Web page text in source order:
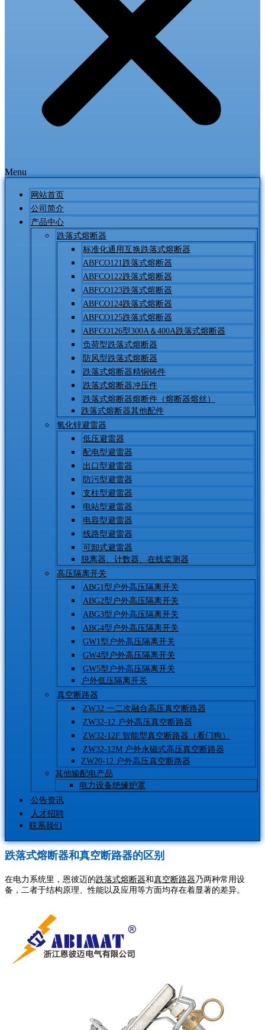
Menu
网站首页
公司简介
产品中心
跌落式熔断器
标准化通用互换跌落式熔断器
ABFCO121跌落式熔断器
ABFCO122跌落式熔断器
ABFCO123跌落式熔断器
ABFCO124跌落式熔断器
ABFCO125跌落式熔断器
ABFCO126型300A＆400A跌落式熔断器
负荷型跌落式熔断器
防风型跌落式熔断器
跌落式熔断器精铜铸件
跌落式熔断器冲压件
跌落式熔断器熔断件（熔断器熔丝）
跌落式熔断器其他配件
氧化锌避雷器
低压避雷器
配电型避雷器
出口型避雷器
防污型避雷器
支柱型避雷器
电站型避雷器
电容型避雷器
线路型避雷器
可卸式避雷器
脱离器、计数器、在线监测器
高压隔离开关
ABG1型户外高压隔离开关
ABG2型户外高压隔离开关
ABG3型户外高压隔离开关
ABG4型户外高压隔离开关
GW1型户外高压隔离开关
GW4型户外高压隔离开关
GW5型户外高压隔离开关
户外低压隔离开关
真空断路器
ZW32 一二次融合高压真空断路器
ZW32-12 户外高压真空断路器
ZW32-12F 智能型真空断路器（看门狗）
ZW32-12M 户外永磁式高压真空断路器
ZW20-12 户外高压真空断路器
其他输配电产品
电力设备绝缘护罩
公告资讯
人才招聘
联系我们
跌落式熔断器和真空断路器的区别
在电力系统里，恩彼迈的跌落式熔断器和真空断路器 乃两种常用设
备，二者于结构原理、性能以及应用等方面均存在着显著的差异。